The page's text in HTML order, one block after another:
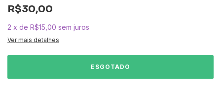
R$30,00
2 x de R$15,00 sem juros
Ver mais detalhes